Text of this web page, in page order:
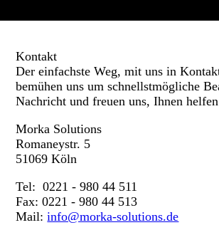
Kontakt
Der einfachste Weg, mit uns in
bemühen uns um schnellstmögliche
Nachricht und freuen uns, Ihnen
Morka Solutions
Romaneystr. 5
51069 Köln
Tel: 0221 - 980 44 511
Fax: 0221 - 980 44 513
Mail:info@morka-solutions.de